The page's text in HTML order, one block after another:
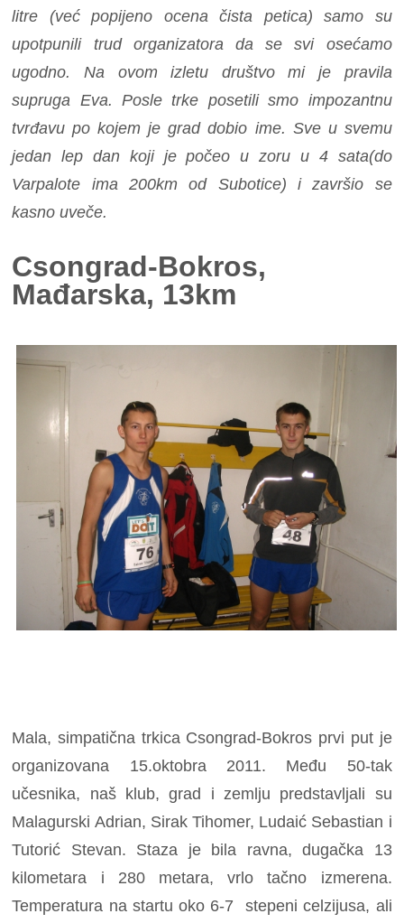
litre (već popijeno ocena čista petica) samo su
upotpunili trud organizatora da se svi osećamo
ugodno. Na ovom izletu društvo mi je pravila
supruga Eva. Posle trke posetili smo impozantnu
tvrđavu po kojem je grad dobio ime. Sve u svemu
jedan lep dan koji je počeo u zoru u 4 sata(do
Varpalote ima 200km od Subotice) i završio se
kasno uveče.
Csongrad-Bokros,
Mađarska, 13km
Mala, simpatična trkica Csongrad-Bokros prvi put je
organizovana 15.oktobra 2011. Među 50-tak
učesnika, naš klub, grad i zemlju predstavljali su
Malagurski Adrian, Sirak Tihomer, Ludaić Sebastian i
Tutorić Stevan. Staza je bila ravna, dugačka 13
kilometara i 280 metara, vrlo tačno izmerena.
Temperatura na startu oko 6-7 stepeni celzijusa, ali